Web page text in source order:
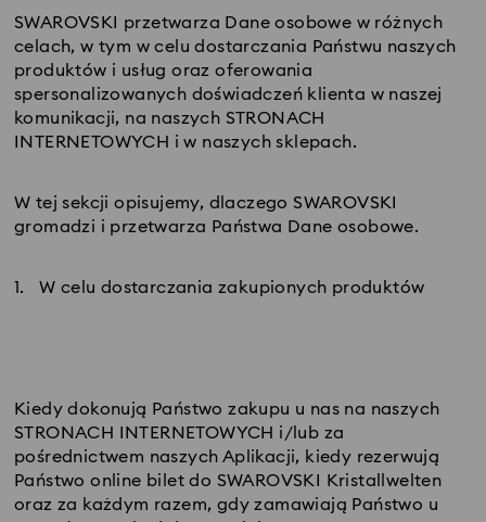
SWAROVSKI przetwarza Dane osobowe w różnych
celach, w tym w celu dostarczania Państwu naszych
produktów i usług oraz oferowania
spersonalizowanych doświadczeń klienta w naszej
komunikacji, na naszych STRONACH
INTERNETOWYCH i w naszych sklepach.
W tej sekcji opisujemy, dlaczego SWAROVSKI
gromadzi i przetwarza Państwa Dane osobowe.
1. W celu dostarczania zakupionych produktów
Kiedy dokonują Państwo zakupu u nas na naszych
STRONACH INTERNETOWYCH i/lub za
pośrednictwem naszych Aplikacji, kiedy rezerwują
Państwo online bilet do SWAROVSKI Kristallwelten
oraz za każdym razem, gdy zamawiają Państwo u